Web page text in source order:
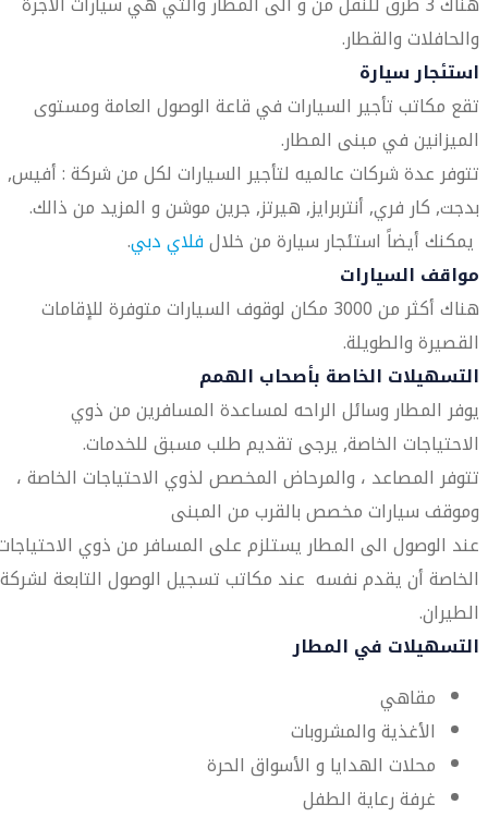
والحافلات والقطار.
استئجار سيارة
تقع مكاتب تأجير السيارات في قاعة الوصول العامة ومستوى
الميزانين في مبنى المطار.
تتوفر عدة شركات عالميه لتأجير السيارات لكل من شركة : أفيس,
بدجت, كار فري, أنتربرايز, هيرتز, جرين موشن و المزيد من ذالك.
يمكنك أيضاً استئجار سيارة من خلالفلاي دبي.
مواقف السيارات
هناك أكثر من 3000 مكان لوقوف السيارات متوفرة للإقامات
القصيرة والطويلة.
التسهيلات الخاصة بأصحاب الهمم
يوفر المطار وسائل الراحه لمساعدة المسافرين من ذوي
الاحتياجات الخاصة, يرجى تقديم طلب مسبق للخدمات.
تتوفر المصاعد ، والمرحاض المخصص لذوي الاحتياجات الخاصة ،
وموقف سيارات مخصص بالقرب من المبنى
عند الوصول الى المطار يستلزم على المسافر من ذوي
الخاصة أن يقدم نفسه عند مكاتب تسجيل الوصول التابعة لشركة
الطيران.
التسهيلات في المطار
مقاهي
الأغذية والمشروبات
محلات الهدايا و الأسواق الحرة
غرفة رعاية الطفل